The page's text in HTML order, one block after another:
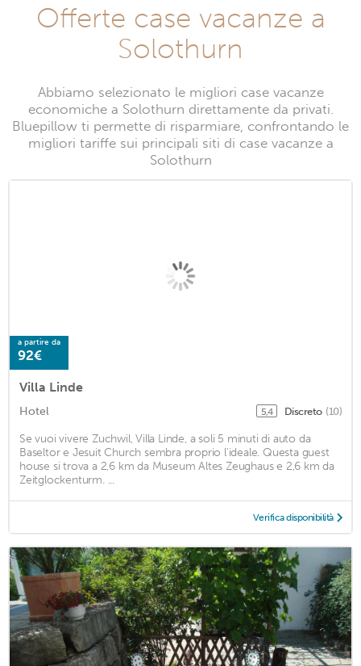
Offerte case vacanze a
Solothurn
Abbiamo selezionato le migliori case vacanze
economiche a Solothurn direttamente da privati.
Bluepillow ti permette di risparmiare, confrontando le
migliori tariffe sui principali siti di case vacanze a
Solothurn
a partire da
92€
Villa Linde
Hotel 5,4 Discreto (10)
Se vuoi vivere Zuchwil, Villa Linde, a soli 5 minuti di auto da
Baseltor e Jesuit Church sembra proprio l'ideale. Questa guest
house si trova a 2,6 km da Museum Altes Zeughaus e 2,6 km da
Zeitglockenturm. ...
Verifica disponibilità